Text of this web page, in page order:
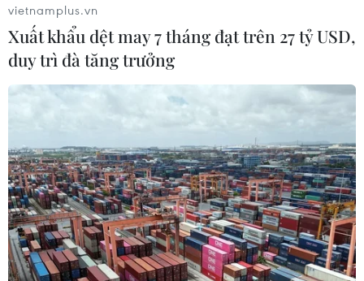
vietnamplus.vn
Xuất khẩu dệt may 7 tháng đạt trên 27 tỷ USD,
duy trì đà tăng trưởng